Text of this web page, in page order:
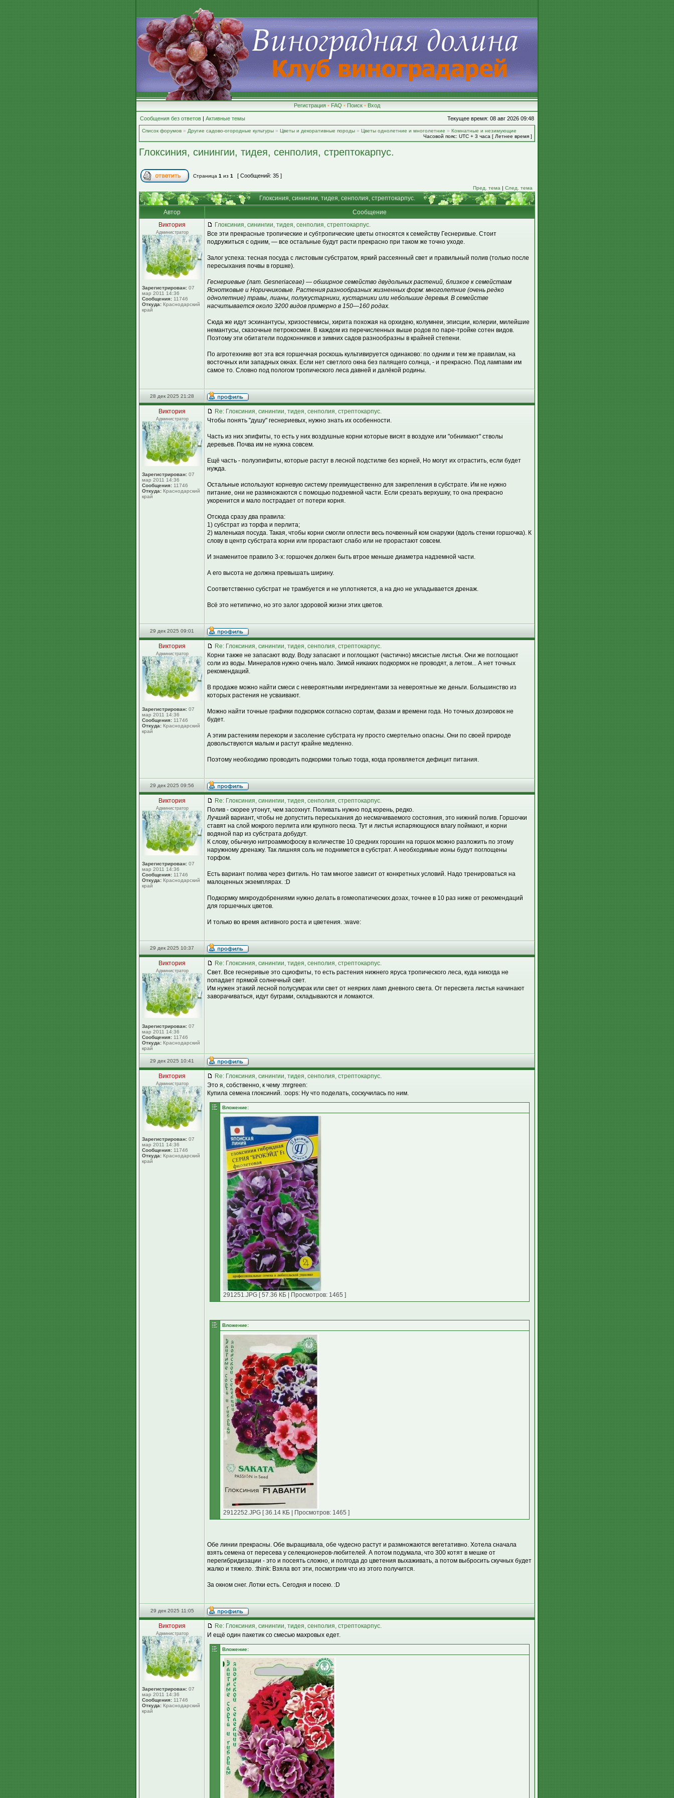
Регистрация • FAQ • Поиск • Вход
Сообщения без ответов | Активные темы Текущее время: 08 авг 2026 09:48
Список форумов » Другие садово-огородные культуры » Цветы и декоративные породы » Цветы однолетние и многолетние » Комнатные и незимующие
Часовой пояс: UTC + 3 часа [ Летнее время ]
Глоксиния, синингии, тидея, сенполия, стрептокарпус.
Страница 1 из 1 [ Сообщений: 35 ]
Пред. тема | След. тема
Глоксиния, синингии, тидея, сенполия, стрептокарпус.
Автор
Сообщение
Виктория
Администратор
Зарегистрирован: 07
мар 2011 14:36
Сообщения: 11746
Откуда: Краснодарский
край
Глоксиния, синингии, тидея, сенполия, стрептокарпус.
Все эти прекрасные тропические и субтропические цветы относятся к семейству Геснеривые. Стоит
подружиться с одним, — все остальные будут расти прекрасно при таком же точно уходе.
Залог успеха: тесная посуда с листовым субстратом, яркий рассеянный свет и правильный полив (только после
пересыхания почвы в горшке).
Геснериевые (лат. Gesneriaceae) — обширное семейство двудольных растений, близкое к семействам
Яснотковые и Норичниковые. Растения разнообразных жизненных форм: многолетние (очень редко
однолетние) травы, лианы, полукустарники, кустарники или небольшие деревья. В семействе
насчитывается около 3200 видов примерно в 150—160 родах.
Сюда же идут эсхинантусы, хризостемисы, хирита похожая на орхидею, колумнеи, эписции, колерии, милейшие
немантусы, сказочные петрокосмеи. В каждом из перечисленных выше родов по паре-тройке сотен видов.
Поэтому эти обитатели подоконников и зимних садов разнообразны в крайней степени.
По агротехнике вот эта вся горшечная роскошь культивируется одинаково: по одним и тем же правилам, на
восточных или западных окнах. Если нет светлого окна без палящего солнца, - и прекрасно. Под лампами им
самое то. Словно под пологом тропического леса давней и далёкой родины.
28 дек 2025 21:28
Виктория
Администратор
Зарегистрирован: 07
мар 2011 14:36
Сообщения: 11746
Откуда: Краснодарский
край
Re: Глоксиния, синингии, тидея, сенполия, стрептокарпус.
Чтобы понять "душу" геснериевых, нужно знать их особенности.
Часть из них эпифиты, то есть у них воздушные корни которые висят в воздухе или "обнимают" стволы
деревьев. Почва им не нужна совсем.
Ещё часть - полуэпифиты, которые растут в лесной подстилке без корней, Но могут их отрастить, если будет
нужда.
Остальные используют корневую систему преимущественно для закрепления в субстрате. Им не нужно
питание, они не размножаются с помощью подземной части. Если срезать верхушку, то она прекрасно
укоренится и мало пострадает от потери корня.
Отсюда сразу два правила:
1) субстрат из торфа и перлита;
2) маленькая посуда. Такая, чтобы корни смогли оплести весь почвенный ком снаружи (вдоль стенки горшочка). К
слову в центр субстрата корни или прорастают слабо или не прорастают совсем.
И знаменитое правило 3-х: горшочек должен быть втрое меньше диаметра надземной части.
А его высота не должна превышать ширину.
Соответственно субстрат не трамбуется и не уплотняется, а на дно не укладывается дренаж.
Всё это нетипично, но это залог здоровой жизни этих цветов.
29 дек 2025 09:01
Виктория
Администратор
Зарегистрирован: 07
мар 2011 14:36
Сообщения: 11746
Откуда: Краснодарский
край
Re: Глоксиния, синингии, тидея, сенполия, стрептокарпус.
Корни также не запасают воду. Воду запасают и поглощают (частично) мясистые листья. Они же поглощают
соли из воды. Минералов нужно очень мало. Зимой никаких подкормок не проводят, а летом... А нет точных
рекомендаций.
В продаже можно найти смеси с невероятными ингредиентами за невероятные же деньги. Большинство из
которых растения не усваивают.
Можно найти точные графики подкормок согласно сортам, фазам и времени года. Но точных дозировок не
будет.
А этим растениям перекорм и засоление субстрата ну просто смертельно опасны. Они по своей природе
довольствуются малым и растут крайне медленно.
Поэтому необходимо проводить подкормки только тогда, когда проявляется дефицит питания.
29 дек 2025 09:56
Виктория
Администратор
Зарегистрирован: 07
мар 2011 14:36
Сообщения: 11746
Откуда: Краснодарский
край
Re: Глоксиния, синингии, тидея, сенполия, стрептокарпус.
Полив - скорее утонут, чем засохнут. Поливать нужно под корень, редко.
Лучший вариант, чтобы не допустить пересыхания до несмачиваемого состояния, это нижний полив. Горшочки
ставят на слой мокрого перлита или крупного песка. Тут и листья испаряющуюся влагу поймают, и корни
водяной пар из субстрата добудут.
К слову, обычную нитроаммофоску в количестве 10 средних горошин на горшок можно разложить по этому
наружному дренажу. Так лишняя соль не поднимется в субстрат. А необходимые ионы будут поглощены
торфом.
Есть вариант полива через фитиль. Но там многое зависит от конкретных условий. Надо тренироваться на
малоценных экземплярах. :D
Подкормку микроудобрениями нужно делать в гомеопатических дозах, точнее в 10 раз ниже от рекомендаций
для горшечных цветов.
И только во время активного роста и цветения. :wave:
29 дек 2025 10:37
Виктория
Администратор
Зарегистрирован: 07
мар 2011 14:36
Сообщения: 11746
Откуда: Краснодарский
край
Re: Глоксиния, синингии, тидея, сенполия, стрептокарпус.
Свет. Все геснеривые это сциофиты, то есть растения нижнего яруса тропического леса, куда никогда не
попадает прямой солнечный свет.
Им нужен этакий лесной полусумрак или свет от неярких ламп дневного света. От пересвета листья начинают
заворачиваться, идут буграми, складываются и ломаются.
29 дек 2025 10:41
Виктория
Администратор
Зарегистрирован: 07
мар 2011 14:36
Сообщения: 11746
Откуда: Краснодарский
край
Re: Глоксиния, синингии, тидея, сенполия, стрептокарпус.
Это я, собственно, к чему :mrgreen:
Купила семена глоксиний. :oops: Ну что поделать, соскучилась по ним.
Вложение:
291251.JPG [ 57.36 КБ | Просмотров: 1465 ]
Вложение:
2912252.JPG [ 36.14 КБ | Просмотров: 1465 ]
Обе линии прекрасны. Обе выращивала, обе чудесно растут и размножаются вегетативно. Хотела сначала
взять семена от пересева у селекционеров-любителей. А потом подумала, что 300 котят в мешке от
перегибридизации - это и посеять сложно, и полгода до цветения выхаживать, а потом выбросить скучных будет
жалко и тяжело. :think: Взяла вот эти, посмотрим что из этого получится.
За окном снег. Лотки есть. Сегодня и посею. :D
29 дек 2025 11:05
Виктория
Администратор
Зарегистрирован: 07
мар 2011 14:36
Сообщения: 11746
Откуда: Краснодарский
край
Re: Глоксиния, синингии, тидея, сенполия, стрептокарпус.
И ещё один пакетик со смесью махровых едет.
Вложение: